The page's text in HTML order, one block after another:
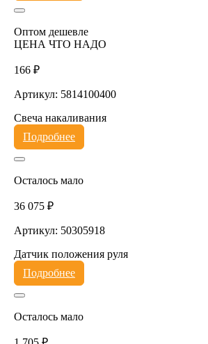
Оптом дешевле
ЦЕНА ЧТО НАДО
166 ₽
Артикул: 5814100400
Свеча накаливания
Подробнее
Осталось мало
36 075 ₽
Артикул: 50305918
Датчик положения руля
Подробнее
Осталось мало